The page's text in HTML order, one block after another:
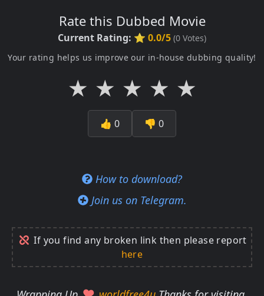
Rate this Dubbed Movie
Current Rating: ⭐ 0.0/5 (0 Votes)
Your rating helps us improve our in-house dubbing quality!
★ ★ ★ ★ ★
👍 0 👎 0
How to download?
Join us on Telegram.
If you find any broken link then please report
here